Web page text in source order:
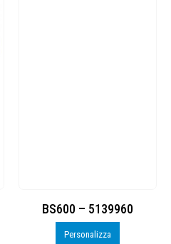
BS600 – 5139960
Personalizza